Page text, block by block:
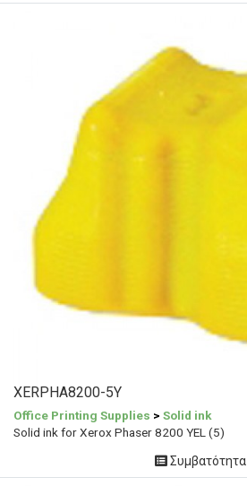
XERPHA8200-5Y
Office Printing Supplies > Solid ink
Solid ink for Xerox Phaser 8200 YEL (5)
Συμβατότητα